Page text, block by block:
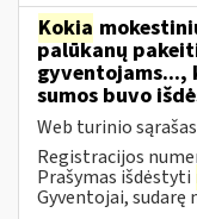
Kokia
palūkanų
gyventojams...,
sumos buvo
Web turinio sąrašas
Registracijos
Prašymas išdėstyti
Gyventojai, sudarę